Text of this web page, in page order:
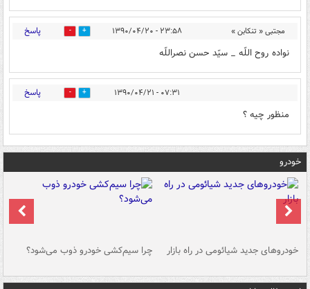
مجتبی « تنکابن » ۲۳:۵۸ - ۱۳۹۰/۰۴/۲۰ 0 پاسخ
نواده روح اللّه _ سیّد حسن نصراللّه
۰۷:۳۱ - ۱۳۹۰/۰۴/۲۱ 0 پاسخ
منظور چیه ؟
خودرو
خودروهای جدید شیائومی در راه بازار چرا سیم‌کشی خودرو ذوب می‌شود؟